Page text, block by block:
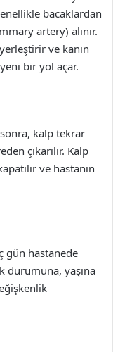
bacaklardan
artery) alınır.
ve kanın
bir yol açar.
kalp tekrar
çıkarılır. Kalp
ve hastanın
gün hastanede
durumuna, yaşına